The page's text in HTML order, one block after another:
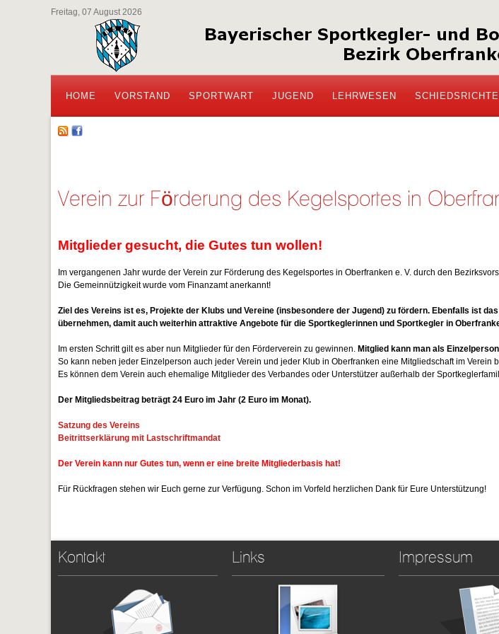
Freitag, 07 August 2026
HOME VORSTAND SPORTWART JUGEND LEHRWESEN
Verein zur Förderung des Kegelsportes in
Mitglieder gesucht, die Gutes tun wollen!
Im vergangenen Jahr wurde der Verein zur Förderung des Kegelsportes in Oberfranken e. V. durch den
Die Gemeinnützigkeit wurde vom Finanzamt anerkannt!
Ziel des Vereins ist es, Projekte der Klubs und Vereine (insbesondere der Jugend) zu fördern. Ebenfalls ist
übernehmen, damit auch weiterhin attraktive Angebote für die Sportkeglerinnen und Sportkegler in
Im ersten Schritt gilt es aber nun Mitglieder für den Förderverein zu gewinnen. Mitglied kann man als
So kann neben jeder Einzelperson auch jeder Verein und jeder Klub in Oberfranken eine Mitgliedschaft im Verein
Es können dem Verein auch ehemalige Mitglieder des Verbandes oder Unterstützer außerhalb der
Der Mitgliedsbeitrag beträgt 24 Euro im Jahr (2 Euro im Monat).
Satzung des Vereins
Beitrittserklärung mit Lastschriftmandat
Der Verein kann nur Gutes tun, wenn er eine breite Mitgliederbasis hat!
Für Rückfragen stehen wir Euch gerne zur Verfügung. Schon im Vorfeld herzlichen Dank für Eure Unterstützung!
Kontakt Links Impressum